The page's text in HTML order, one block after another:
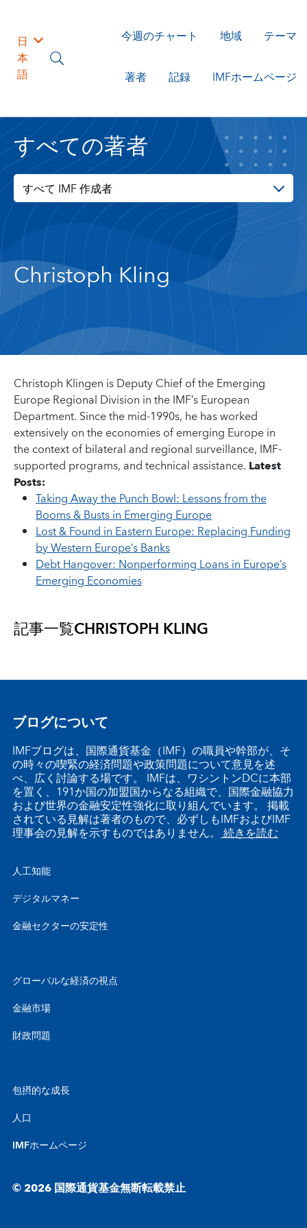
日
本
語
今週のチャート 地域 テーマ
著者 記録 IMFホームページ
すべての著者
すべて IMF 作成者
Christoph Kling
Christoph Klingen is Deputy Chief of the Emerging
Europe Regional Division in the IMF’s European
Department. Since the mid-1990s, he has worked
extensively on the economies of emerging Europe in
the context of bilateral and regional surveillance, IMF-
supported programs, and technical assistance. Latest
Posts:
Taking Away the Punch Bowl: Lessons from the
Booms & Busts in Emerging Europe
Lost & Found in Eastern Europe: Replacing Funding
by Western Europe’s Banks
Debt Hangover: Nonperforming Loans in Europe’s
Emerging Economies
記事一覧CHRISTOPH KLING
ブログについて
IMFブログは、国際通貨基金（IMF）の職員や幹部が、そ
の時々の喫緊の経済問題や政策問題について意見を述
べ、広く討論する場です。 IMFは、ワシントンDCに本部
を置く、191か国の加盟国からなる組織で、国際金融協力
および世界の金融安定性強化に取り組んでいます。 掲載
されている見解は著者のもので、必ずしもIMFおよびIMF
理事会の見解を示すものではありません。 続きを読む
人工知能
デジタルマネー
金融セクターの安定性
グローバルな経済の視点
金融市場
財政問題
包摂的な成長
人口
IMFホームページ
© 2026 国際通貨基金無断転載禁止